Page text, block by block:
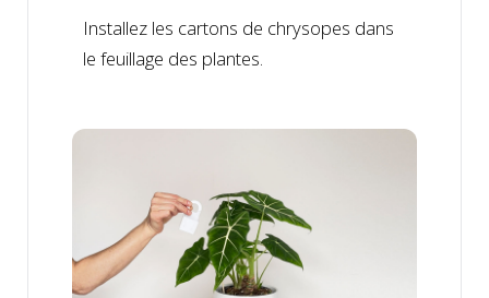
Installez les cartons de chrysopes dans
le feuillage des plantes.